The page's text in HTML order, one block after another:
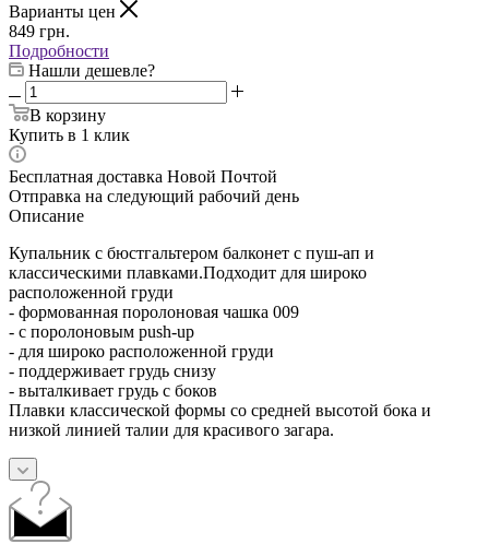
Варианты цен
849 грн.
Подробности
Нашли дешевле?
В корзину
Купить в 1 клик
Бесплатная доставка Новой Почтой
Отправка на следующий рабочий день
Описание
Купальник с бюстгальтером балконет с пуш-ап и
классическими плавками.Подходит для широко
расположенной груди
- формованная поролоновая чашка 009
- с поролоновым push-up
- для широко расположенной груди
- поддерживает грудь снизу
- выталкивает грудь с боков
Плавки классической формы со средней высотой бока и
низкой линией талии для красивого загара.